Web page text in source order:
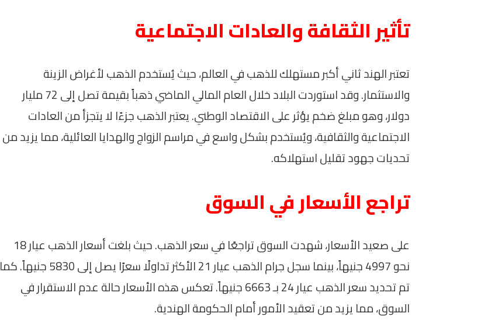
تأثير الثقافة والعادات الاجتماعية
تعتبر الهند ثاني أكبر مستهلك للذهب في العالم، حيث يُستخدم الذهب لأغراض الزينة
والاستثمار. وقد استوردت البلاد خلال العام المالي الماضي ذهباً بقيمة تصل إلى 72 مليار
دولار، وهو مبلغ ضخم يؤثر على الاقتصاد الوطني. يعتبر الذهب جزءًا لا يتجزأ من العادات
الاجتماعية والثقافية، ويُستخدم بشكل واسع في مراسم الزواج والهدايا العائلية، مما يزيد من
تحديات جهود تقليل استهلاكه.
تراجع الأسعار في السوق
على صعيد الأسعار، شهدت السوق تراجعًا في سعر الذهب. حيث بلغت أسعار الذهب عيار 18
نحو 4997 جنيهاً، بينما سجل جرام الذهب عيار 21 الأكثر تداولًا سعرًا يصل إلى 5830 جنيهاً. كما
تم تحديد سعر الذهب عيار 24 بـ 6663 جنيهاً. تعكس هذه الأسعار حالة عدم الاستقرار في
السوق، مما يزيد من تعقيد الأمور أمام الحكومة الهندية.